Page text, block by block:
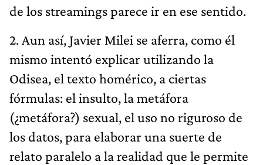
de los streamings parece ir en ese sentido.
2. Aun así, Javier Milei se aferra, como él
mismo intentó explicar utilizando la
Odisea, el texto homérico, a ciertas
fórmulas: el insulto, la metáfora
(¿metáfora?) sexual, el uso no riguroso de
los datos, para elaborar una suerte de
relato paralelo a la realidad que le permite